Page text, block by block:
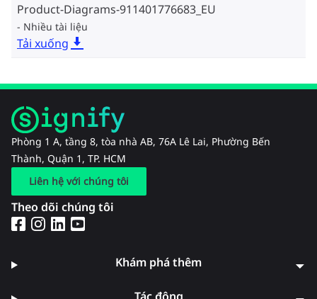
Product-Diagrams-911401776683_EU
Nhiều tài liệu
Tải xuống
Phòng 1 A, tầng 8, tòa nhà AB, 76A Lê Lai, Phường Bến
Thành, Quận 1, TP. HCM
Liên hệ với chúng tôi
Theo dõi chúng tôi
Khám phá thêm